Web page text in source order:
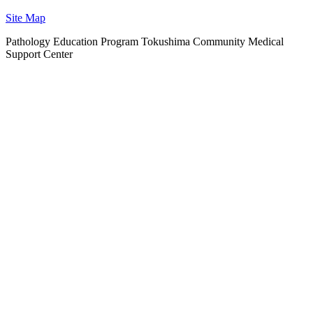
Site Map
Pathology Education Program Tokushima Community Medical
Support Center